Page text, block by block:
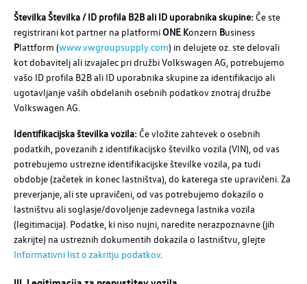
Številka Številka / ID profila B2B ali ID uporabnika skupine:Če ste
registrirani kot partner na platformiONE.Konzern Business
Plattform (www.vwgroupsupply.com) in delujete oz. ste delovali
kot dobavitelj ali izvajalec pri družbiVolkswagen AG, potrebujemo
vašo ID profila B2B ali ID uporabnika skupine za identifikacijo ali
ugotavljanje vaših obdelanih osebnih podatkov znotraj družbe
Volkswagen AG.
Identifikacijska številka vozila:Če vložite zahtevek o osebnih
podatkih, povezanih z identifikacijsko številko vozila (VIN), od vas
potrebujemo ustrezne identifikacijske številke vozila, pa tudi
obdobje (začetek in konec lastništva), do katerega ste upravičeni. Za
preverjanje, ali ste upravičeni, od vas potrebujemo dokazilo o
lastništvu ali soglasje/dovoljenje zadevnega lastnika vozila
(legitimacija). Podatke, ki niso nujni, naredite nerazpoznavne (jih
zakrijte) na ustreznih dokumentih dokazila o lastništvu, glejte
Informativni list o zakritju podatkov.